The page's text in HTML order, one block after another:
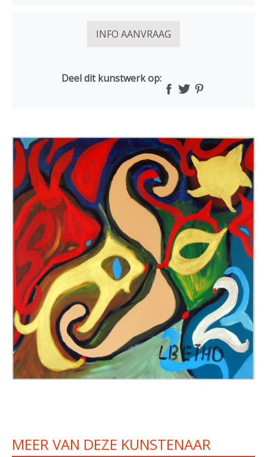
INFO AANVRAAG
Deel dit kunstwerk op:
MEER VAN DEZE KUNSTENAAR